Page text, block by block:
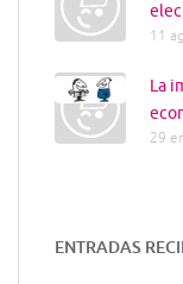
11
La
29
ENTRADAS